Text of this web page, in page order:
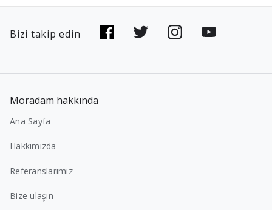
Bizi takip edin
Moradam hakkında
Ana Sayfa
Hakkımızda
Referanslarımız
Bize ulaşın